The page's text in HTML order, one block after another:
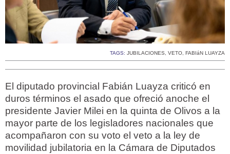
TAGS: JUBILACIONES, VETO, FABIáN LUAYZA
El diputado provincial Fabián Luayza criticó en
duros términos el asado que ofreció anoche el
presidente Javier Milei en la quinta de Olivos a la
mayor parte de los legisladores nacionales que
acompañaron con su voto el veto a la ley de
movilidad jubilatoria en la Cámara de Diputados